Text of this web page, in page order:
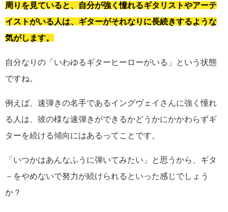
周りを見ていると、自分が強く憧れるギタリストやアーテ
イストがいる人は、ギターがそれなりに長続きするような
気がします。
自分なりの「いわゆるギターヒーローがいる」という状態
ですね。
例えば、速弾きの名手であるイングヴェイさんに強く憧れ
る人は、彼の様な速弾きができるかどうかにかかわらずギ
ターを続ける傾向にはあるってことです。
「いつかはあんなふうに弾いてみたい」と思うから、ギタ
－をやめないで努力が続けられるといった感じでしょう
か？